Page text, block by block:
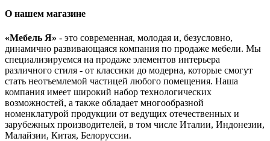
О нашем магазине
«Мебель Я» - это современная, молодая и, безусловно,
динамично развивающаяся компания по продаже мебели. Мы
специализируемся на продаже элементов интерьера
различного стиля - от классики до модерна, которые смогут
стать неотъемлемой частицей любого помещения. Наша
компания имеет широкий набор технологических
возможностей, а также обладает многообразной
номенклатурой продукции от ведущих отечественных и
зарубежных производителей, в том числе Италии, Индонезии,
Малайзии, Китая, Белоруссии.